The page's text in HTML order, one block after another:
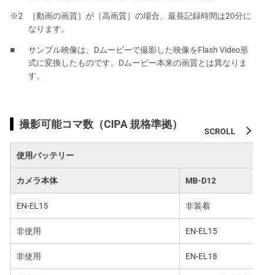
［動画の画質］が［高画質］の場合、最長記録時間は20分に
なります。
サンプル映像は、Dムービーで撮影した映像をFlash Video形
式に変換したものです。Dムービー本来の画質とは異なりま
す。
撮影可能コマ数（CIPA 規格準拠）
使用バッテリー
カメラ本体 MB-D12
EN-EL15 非装着
非使用 EN-EL15
非使用 EN-EL18